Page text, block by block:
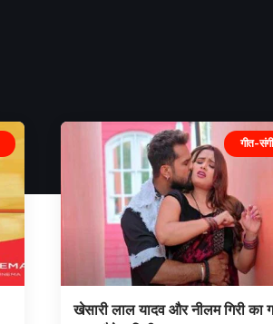
गीत-
खेसारी लाल यादव और नीलम गिरी का